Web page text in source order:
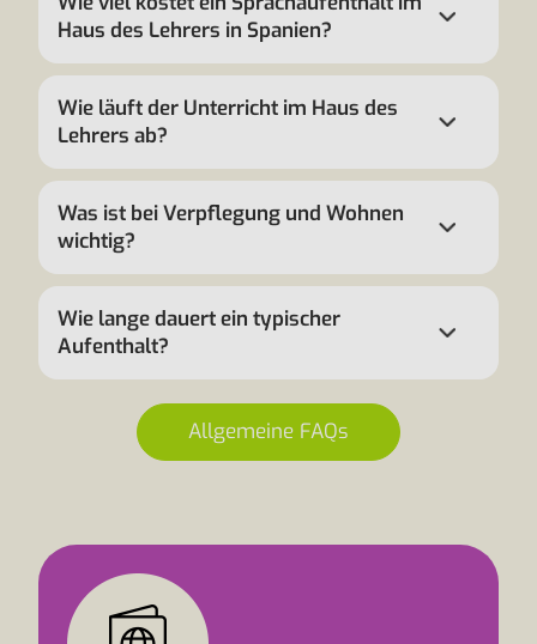
Haus des Lehrers in Spanien?
Wie läuft der Unterricht im Haus des
Lehrers ab?
Was ist bei Verpflegung und Wohnen
wichtig?
Wie lange dauert ein typischer
Aufenthalt?
Allgemeine FAQs